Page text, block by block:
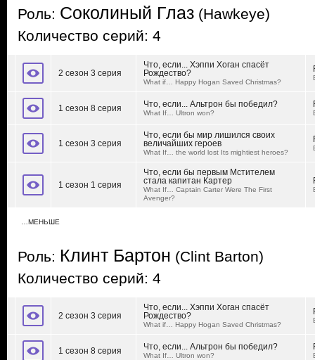
Роль: Соколиный Глаз (Hawkeye)
Количество серий: 4
2 сезон 3 серия
Что, если... Хэппи Хоган спасёт
Рождество?
What if… Happy Hogan Saved Christmas?
1 сезон 8 серия Что, если... Альтрон бы победил?
What If… Ultron won?
1 сезон 3 серия
Что, если бы мир лишился своих
величайших героев
What If… the world lost Its mightiest heroes?
1 сезон 1 серия
Что, если бы первым Мстителем
стала капитан Картер
What If… Captain Carter Were The First
Avenger?
…МЕНЬШЕ
Роль: Клинт Бартон (Clint Barton)
Количество серий: 4
2 сезон 3 серия
Что, если... Хэппи Хоган спасёт
Рождество?
What if… Happy Hogan Saved Christmas?
1 сезон 8 серия Что, если... Альтрон бы победил?
What If… Ultron won?